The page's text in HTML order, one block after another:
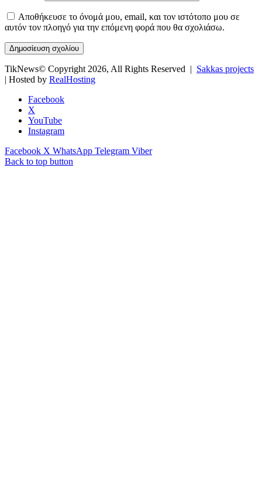
Αποθήκευσε το όνομά μου, email, και τον ιστότοπο μου σε
αυτόν τον πλοηγό για την επόμενη φορά που θα σχολιάσω.
TikNews© Copyright 2026, All Rights Reserved | Sakkas projects
| Hosted by RealHosting
Facebook
X
YouTube
Instagram
Facebook X WhatsApp Telegram Viber
Back to top button